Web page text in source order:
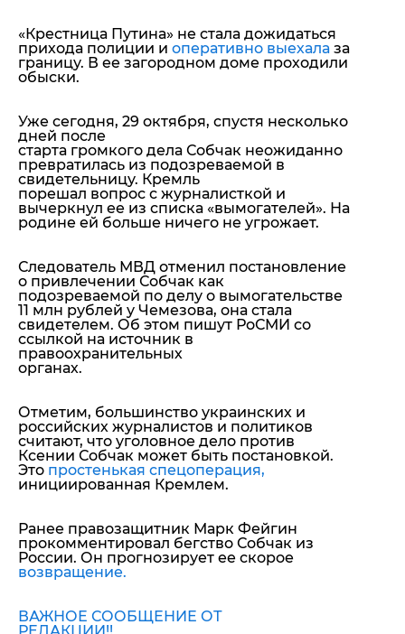
«Крестница Путина» не стала дожидаться
прихода полиции и оперативно выехала за
границу. В ее загородном доме проходили
обыски.
Уже сегодня, 29 октября, спустя несколько
дней после
старта громкого дела Собчак неожиданно
превратилась из подозреваемой в
свидетельницу. Кремль
порешал вопрос с журналисткой и
вычеркнул ее из списка «вымогателей». На
родине ей больше ничего не угрожает.
Следователь МВД отменил постановление
о привлечении Собчак как
подозреваемой по делу о вымогательстве
11 млн рублей у Чемезова, она стала
свидетелем. Об этом пишут РоСМИ со
ссылкой на источник в
правоохранительных
органах.
Отметим, большинство украинских и
российских журналистов и политиков
считают, что уголовное дело против
Ксении Собчак может быть постановкой.
Это простенькая спецоперация,
инициированная Кремлем.
Ранее правозащитник Марк Фейгин
прокомментировал бегство Собчак из
России. Он прогнозирует ее скорое
возвращение.
ВАЖНОЕ СООБЩЕНИЕ ОТ